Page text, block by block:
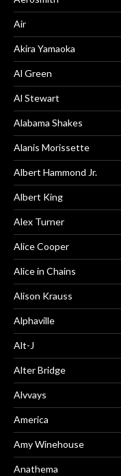
Air
Akira Yamaoka
Al Green
Al Stewart
Alabama Shakes
Alanis Morissette
Albert Hammond Jr.
Albert King
Alex Turner
Alice Cooper
Alice in Chains
Alison Krauss
Alphaville
Alt-J
Alter Bridge
Alvvays
America
Amy Winehouse
Anathema